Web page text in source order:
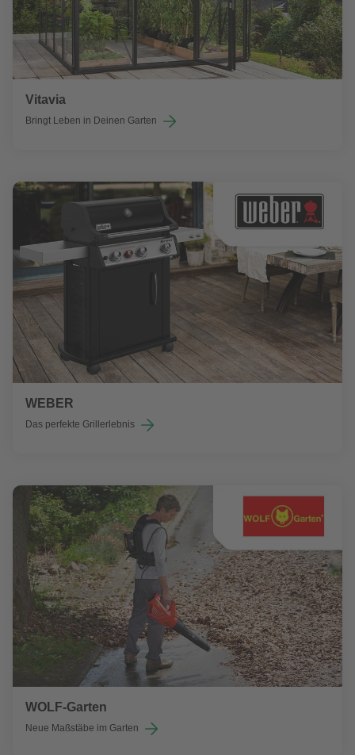
Vitavia
Bringt Leben in Deinen Garten
WEBER
Das perfekte Grillerlebnis
WOLF-Garten
Neue Maßstäbe im Garten